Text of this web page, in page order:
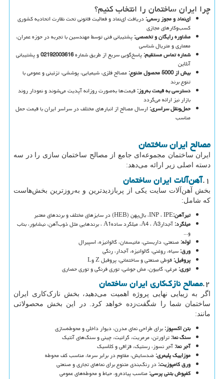
چرا ایران ساختمان را انتخاب کنیم؟
ای‌نماد و مجوز رسمی:دریافت ای‌نماد و فعالیت قانونی تحت نظارت اتحادیه کشوری
کسب‌وکارهای مجازی
مشاوره رایگان و تخصصی:پشتیبانی فنی توسط مهندسین با تجربه در حوزه عمران،
معماری و متریال شناسی
شماره تماس مستقیم:پاسخ‌گویی سریع از طریق شماره02192003616و پشتیبانی
آنلاین
بیش از 5000 محصول متنوع
:مصالح فلزی، شیمیایی، پوششی، تزئینی و عمومی با
تنوع برند
دسترسی به قیمت به‌روز:قیمت‌ها به‌صورت روزانه آپدیت می‌شوند و نمودار روند
بازار نیز ارائه می‌گردد
حمل‌ونقل سراسری:ارسال مصالح از انبارهای مختلف در سراسر ایران با قیمت حمل
مناسب
مصالح ایران ساختمان
ایران ساختمان مجموعه‌ای جامع از مصالح ساختمان سازی را در سه
دسته اصلی زیر ارائه می‌دهد:
۱. آهن‌آلات ایران ساختمان
بخش آهن‌آلات سایت یکی از پربازدیدترین و به‌روزترین بخش‌هاست
که شامل:
تیرآهن:
IPE،INP، بال‌پهن(HEB)در سایزهای مختلف و برندهای معتبر
میلگرد:آجدارA3،A4، میلگرد سادهA1، برندهایی مثل ذوب‌آهن، نیشابور، بناب
و...
لوله: صنعتی، داربستی، مانیسمان، گالوانیزه، اسپیرال
ورق:سیاه، روغنی، گالوانیزه، آجدار، رنگی
پروفیل:قوطی صنعتی و ساختمانی، پروفیلZوL
توری:مرغی، گابیون، مش جوشی، توری فرنگی و توری حصاری
۲. مصالح نازک‌کاری ایران ساختمان
اگر به زیبایی نهایی پروژه اهمیت می‌دهید، بخش نازک‌کاری ایران
ساختمان شما را شگفت‌زده خواهد کرد. در این بخش محصولاتی
مانند:
بتن اکسپوز:برای طراحی نمای مدرن، دیوار داخلی و محوطه‌سازی
سنگ نما:تراورتن، مرمریت، گرانیت، چینی و سنگ‌های آنتیک
آجر نما:آجر نسوز، رستیک، قزاقی و کلاسیک
موزاییک پلیمری: ضدسایش، مقاوم در برابر سرما، مناسب کف محوطه
ورق کامپوزیت:در رنگ‌بندی متنوع برای نماهای تجاری و صنعتی
کفپوش بتنی پرسی:مناسب پیاده‌رو، حیاط و محوطه‌های عمومی